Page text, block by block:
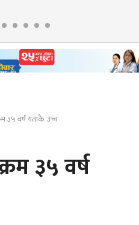
३५ वर्ष यताकै उच्च
३५ वर्ष